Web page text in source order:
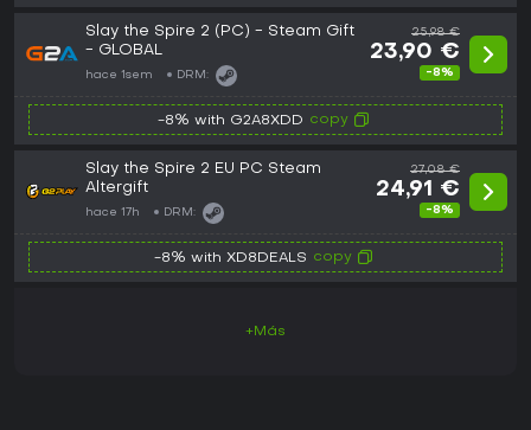
Slay the Spire 2 (PC) - Steam Gift
- GLOBAL
hace 1sem DRM:
25,98 €
23,90 €
-8%
-8% with G2A8XDD copy
Slay the Spire 2 EU PC Steam
Altergift
hace 17h DRM:
27,08 €
24,91 €
-8%
-8% with XD8DEALS copy
+Más